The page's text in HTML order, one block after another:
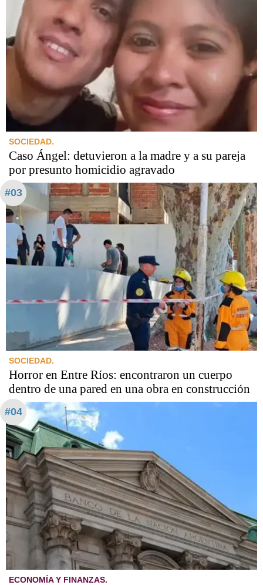
SOCIEDAD.
Caso Ángel: detuvieron a la madre y a su pareja
por presunto homicidio agravado
#03
SOCIEDAD.
Horror en Entre Ríos: encontraron un cuerpo
dentro de una pared en una obra en construcción
#04
ECONOMÍA Y FINANZAS.